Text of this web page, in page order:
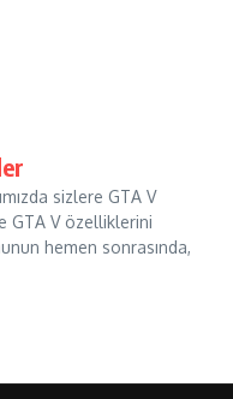
sizlere GTA V
GTA V özelliklerini
hemen sonrasında,